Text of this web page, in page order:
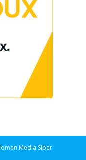
Media Siber